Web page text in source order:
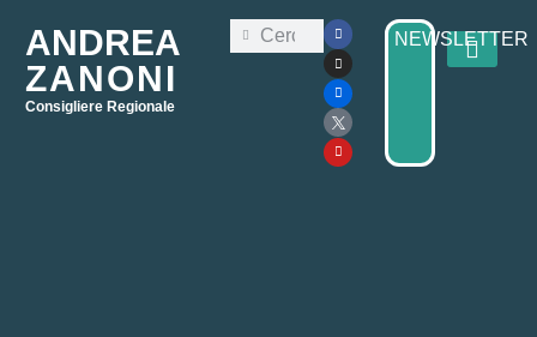
ANDREA
ZANONI
Consigliere Regionale
NEWSLETTER